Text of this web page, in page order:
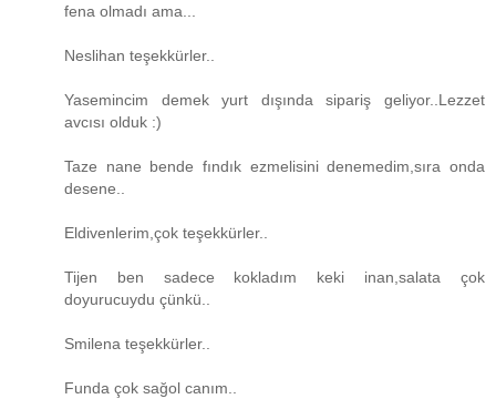
fena olmadı ama...
Neslihan teşekkürler..
Yasemincim demek yurt dışında sipariş geliyor..Lezzet
avcısı olduk :)
Taze nane bende fındık ezmelisini denemedim,sıra onda
desene..
Eldivenlerim,çok teşekkürler..
Tijen ben sadece kokladım keki inan,salata çok
doyurucuydu çünkü..
Smilena teşekkürler..
Funda çok sağol canım..